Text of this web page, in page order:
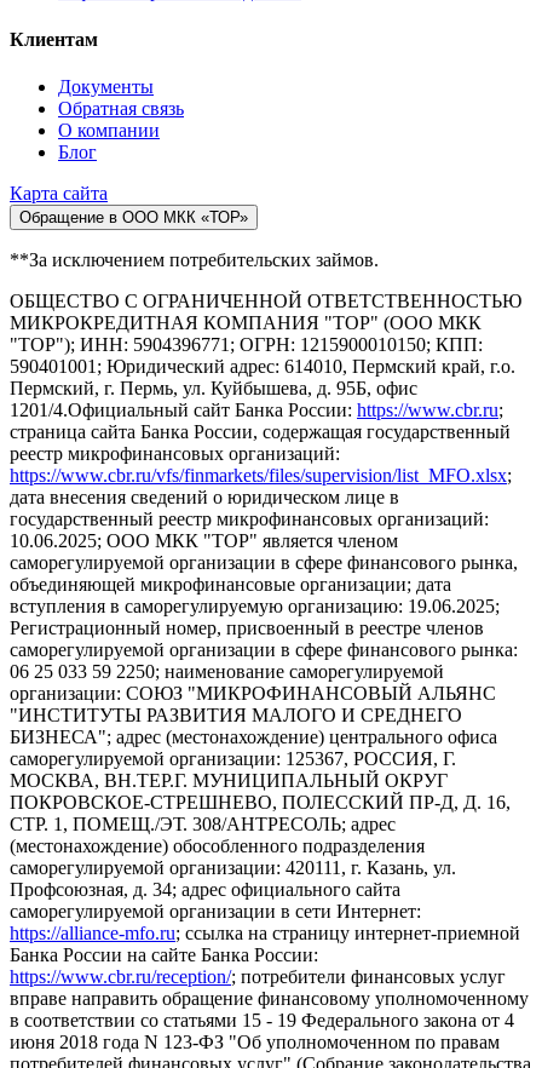
Клиентам
Документы
Обратная связь
О компании
Блог
Карта сайта
Обращение в ООО МКК «ТОР»
**За исключением потребительских займов.
ОБЩЕСТВО С ОГРАНИЧЕННОЙ ОТВЕТСТВЕННОСТЬЮ
МИКРОКРЕДИТНАЯ КОМПАНИЯ "ТОР" (ООО МКК
"ТОР"); ИНН: 5904396771; ОГРН: 1215900010150; КПП:
590401001; Юридический адрес: 614010, Пермский край, г.о.
Пермский, г. Пермь, ул. Куйбышева, д. 95Б, офис
1201/4.Официальный сайт Банка России: https://www.cbr.ru;
страница сайта Банка России, содержащая государственный
реестр микрофинансовых организаций:
https://www.cbr.ru/vfs/finmarkets/files/supervision/list_MFO.xlsx;
дата внесения сведений о юридическом лице в
государственный реестр микрофинансовых организаций:
10.06.2025; ООО МКК "ТОР" является членом
саморегулируемой организации в сфере финансового рынка,
объединяющей микрофинансовые организации; дата
вступления в саморегулируемую организацию: 19.06.2025;
Регистрационный номер, присвоенный в реестре членов
саморегулируемой организации в сфере финансового рынка:
06 25 033 59 2250; наименование саморегулируемой
организации: СОЮЗ "МИКРОФИНАНСОВЫЙ АЛЬЯНС
"ИНСТИТУТЫ РАЗВИТИЯ МАЛОГО И СРЕДНЕГО
БИЗНЕСА"; адрес (местонахождение) центрального офиса
саморегулируемой организации: 125367, РОССИЯ, Г.
МОСКВА, ВН.ТЕР.Г. МУНИЦИПАЛЬНЫЙ ОКРУГ
ПОКРОВСКОЕ-СТРЕШНЕВО, ПОЛЕССКИЙ ПР-Д, Д. 16,
СТР. 1, ПОМЕЩ./ЭТ. 308/АНТРЕСОЛЬ; адрес
(местонахождение) обособленного подразделения
саморегулируемой организации: 420111, г. Казань, ул.
Профсоюзная, д. 34; адрес официального сайта
саморегулируемой организации в сети Интернет:
https://alliance-mfo.ru; ссылка на страницу интернет-приемной
Банка России на сайте Банка России:
https://www.cbr.ru/reception/; потребители финансовых услуг
вправе направить обращение финансовому уполномоченному
в соответствии со статьями 15 - 19 Федерального закона от 4
июня 2018 года N 123-ФЗ "Об уполномоченном по правам
потребителей финансовых услуг" (Собрание законодательства